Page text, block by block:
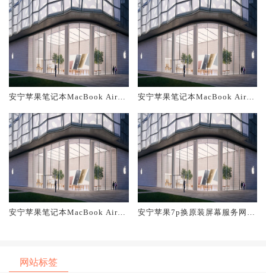
安宁苹果笔记本MacBook Air换
安宁苹果笔记本MacBook Air换
安宁苹果笔记本MacBook Air换
安宁苹果7p换原装屏幕服务网点
网站标签